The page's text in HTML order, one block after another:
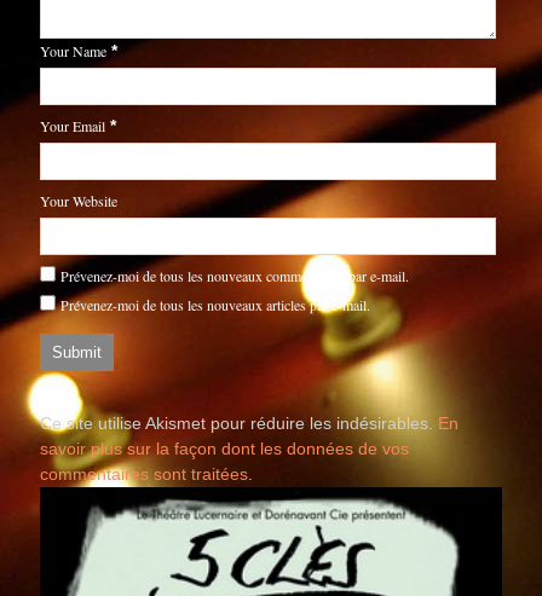
Your Name *
Your Email *
Your Website
Prévenez-moi de tous les nouveaux commentaires par e-mail.
Prévenez-moi de tous les nouveaux articles par e-mail.
Ce site utilise Akismet pour réduire les indésirables. En
savoir plus sur la façon dont les données de vos
commentaires sont traitées